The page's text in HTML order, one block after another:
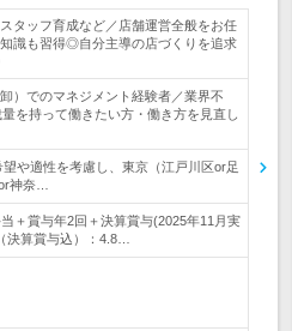
タッフ育成など／店舗運営全般をお任
識も習得◎自分主導の店づくりを追求
）でのマネジメント経験者／業界不
を持って働きたい方・働き方を見直し
や適性を考慮し、東京（江戸川区or足
神奈…
当＋賞与年2回＋決算賞与(2025年11月実
算賞与込）：4.8…